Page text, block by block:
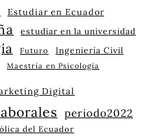
Estudiar en Ecuador
estudiar en la universidad
Futuro Ingeniería Civil
Maestría en Psicología
Digital
periodo2022
del Ecuador